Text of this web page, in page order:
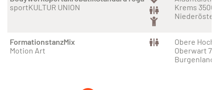
sportKULTUR UNION
Krems 3500
FormationstanzMix
Motion Art
Obere
Oberwart
Burgenland